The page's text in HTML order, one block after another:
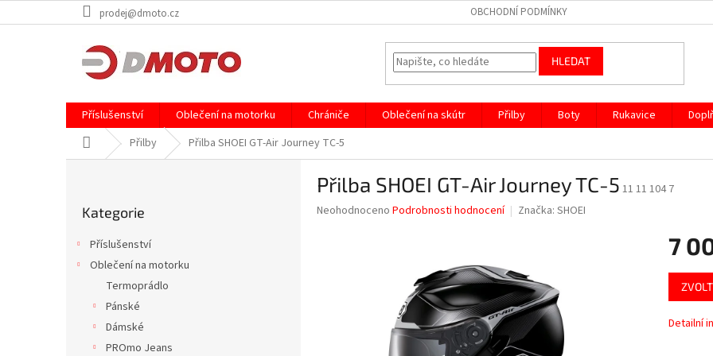
na
prodej@dmoto.cz OBCHODNÍ PODMÍNKY
HLEDAT
Příslušenství Oblečení na motorku Chrániče Oblečení na skútr Přilby Boty Rukavice
Domů Přilby Přilba SHOEI GT-Air Journey TC-5
kategorie
Kategorie
Příslušenství
Oblečení na motorku
Termoprádlo
Pánské
Dámské
PROmo Jeans
Přilba SHOEI GT-Air Journey TC-5 11 11 104 7
Průměrné
Neohodnoceno Podrobnosti hodnocení Značka: SHOEI
7
Měrná
cena:
Detailní